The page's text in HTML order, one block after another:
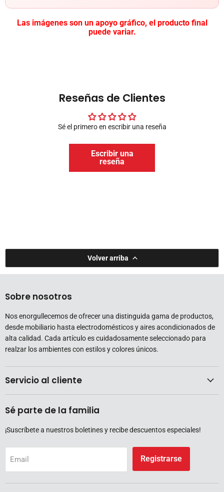
Las imágenes son un apoyo gráfico, el producto final
puede variar.
Reseñas de Clientes
Sé el primero en escribir una reseña
Escribir una
reseña
Volver arriba
Sobre nosotros
Nos enorgullecemos de ofrecer una distinguida gama de productos,
desde mobiliario hasta electrodomésticos y aires acondicionados de
alta calidad. Cada artículo es cuidadosamente seleccionado para
realzar los ambientes con estilos y colores únicos.
Servicio al cliente
Sé parte de la familia
¡Suscríbete a nuestros boletines y recibe descuentos especiales!
Email Registrarse